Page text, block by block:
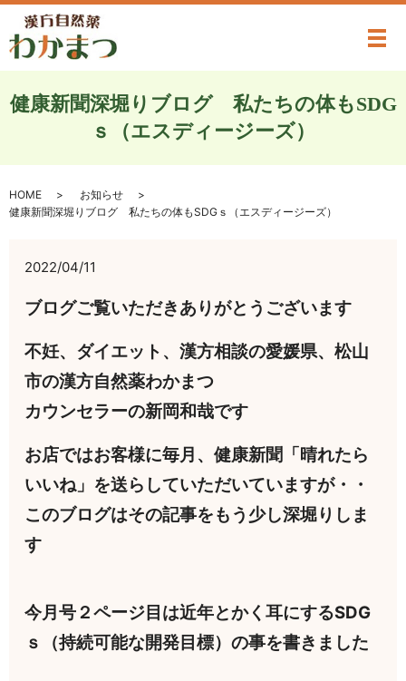
メ
健康新聞深堀りブログ 私たちの体もSDG
ｓ（エスディージーズ）
HOME
お知らせ
健康新聞深堀りブログ 私たちの体もSDGｓ（エスディージーズ）
2022/04/11
ブログご覧いただきありがとうございます
不妊、ダイエット、漢方相談の愛媛県、松山
市の漢方自然薬わかまつ
カウンセラーの新岡和哉です
お店ではお客様に毎月、健康新聞「晴れたら
いいね」を送らしていただいていますが・・
このブログはその記事をもう少し深堀りしま
す
今月号２ページ目は近年とかく耳にするSDG
ｓ（持続可能な開発目標）の事を書きました